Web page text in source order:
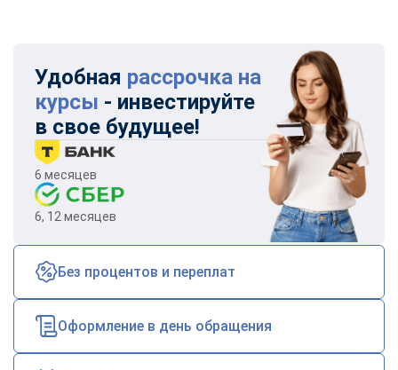
Удобная рассрочка на
курсы - инвестируйте
в свое будущее!
6 месяцев
6, 12 месяцев
Без процентов и переплат
Оформление в день обращения
ChatApp
online
Мессенджеры
Свяжитесь с нами через любой удобный мессенджер!
Max